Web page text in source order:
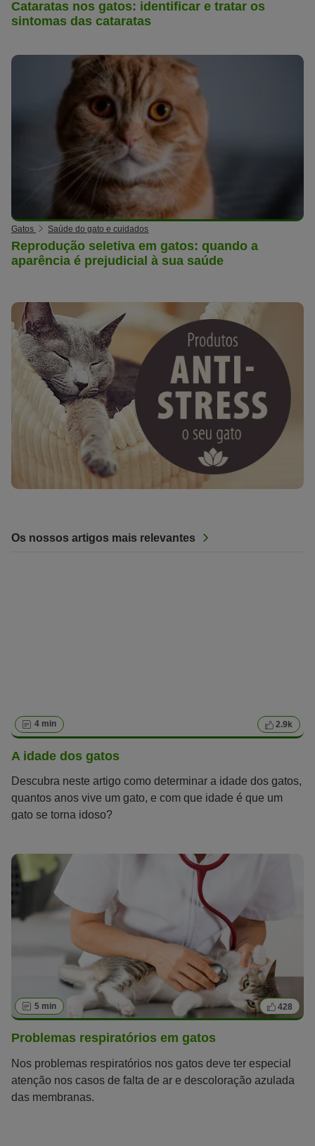
Cataratas nos gatos: identificar e tratar os
sintomas das cataratas
Gatos Saúde do gato e cuidados
Reprodução seletiva em gatos: quando a
aparência é prejudicial à sua saúde
Os nossos artigos mais relevantes
4 min 2.9k
A idade dos gatos
Descubra neste artigo como determinar a idade dos gatos,
quantos anos vive um gato, e com que idade é que um
gato se torna idoso?
5 min 428
Problemas respiratórios em gatos
Nos problemas respiratórios nos gatos deve ter especial
atenção nos casos de falta de ar e descoloração azulada
das membranas.